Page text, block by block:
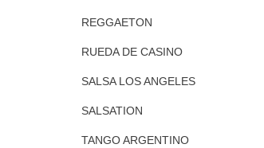
REGGAETON
RUEDA DE CASINO
SALSA LOS ANGELES
SALSATION
TANGO ARGENTINO